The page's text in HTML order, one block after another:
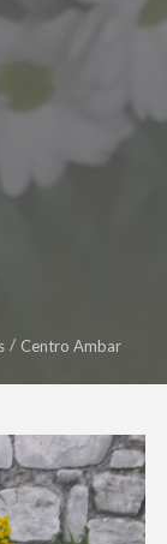
Centro Ambar